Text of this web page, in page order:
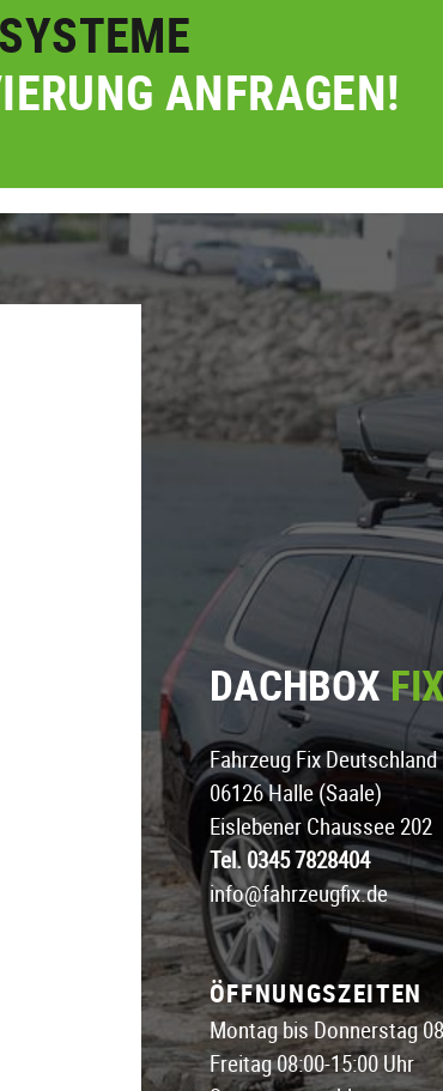
ANFRAGEN!
DACHBOX
Fahrzeug Fix Deutschland
06126 Halle (Saale)
Eislebener Chaussee 202
Tel. 0345 7828404
info@fahrzeugfix.de
ÖFFNUNGSZEITEN
Montag bis Donnerstag
Freitag 08:00-15:00 Uhr